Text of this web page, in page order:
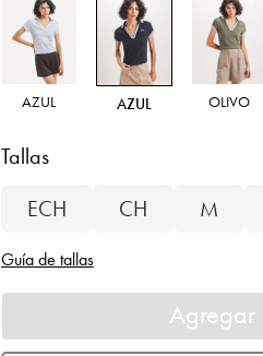
AZUL AZUL OLIVO
Tallas
ECH
CH M
Guía de tallas
Agregar